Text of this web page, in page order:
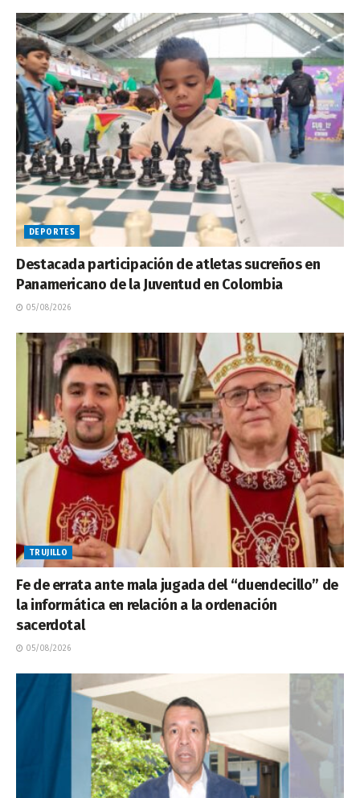
DEPORTES
Destacada participación de atletas sucreños en
Panamericano de la Juventud en Colombia
05/08/2026
TRUJILLO
Fe de errata ante mala jugada del “duendecillo” de
la informática en relación a la ordenación
sacerdotal
05/08/2026